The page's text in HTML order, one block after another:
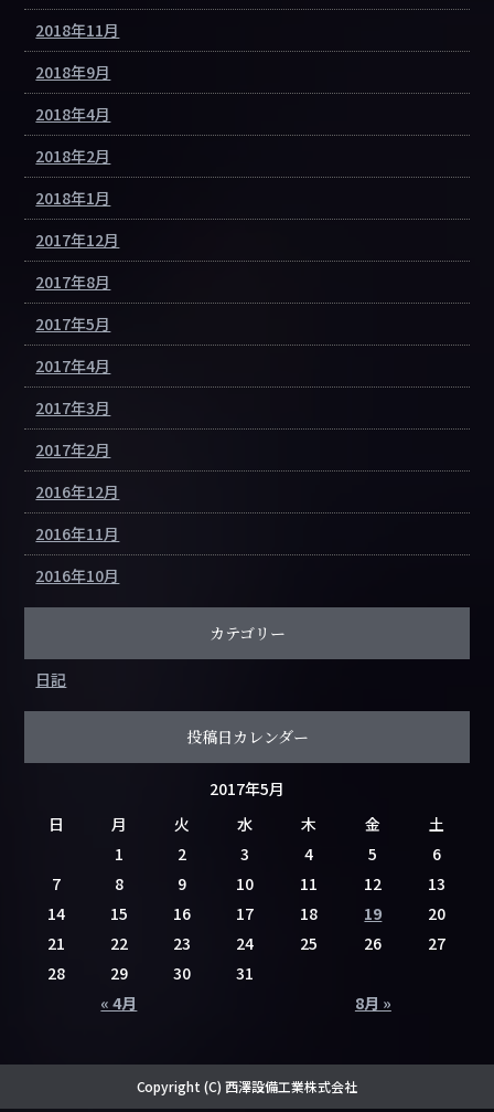
2018年11月
2018年9月
2018年4月
2018年2月
2018年1月
2017年12月
2017年8月
2017年5月
2017年4月
2017年3月
2017年2月
2016年12月
2016年11月
2016年10月
カテゴリー
日記
投稿日カレンダー
2017年5月
日
月 火 水 木 金 土
« 4月 8月 »
1 2 3 4 5
6
7
8 9 10 11 12
13
14
15 16 17 18 19
20
21
22 23 24 25 26
27
28
29 30 31
Copyright (C) 西澤設備工業株式会社